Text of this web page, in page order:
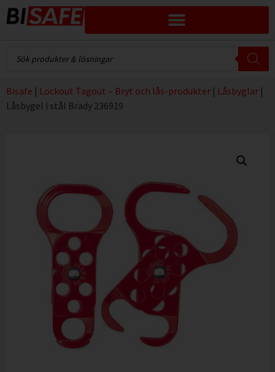
Bisafe | Lockout Tagout – Bryt och lås-produkter | Låsbyglar |
Låsbygel i stål Brady 236919